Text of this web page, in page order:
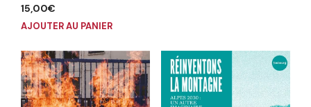
15,00€
AJOUTER AU PANIER